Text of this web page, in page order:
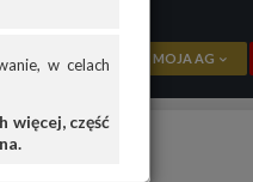
w celach
więcej, część
MOJA AG
PRZEGLĄD